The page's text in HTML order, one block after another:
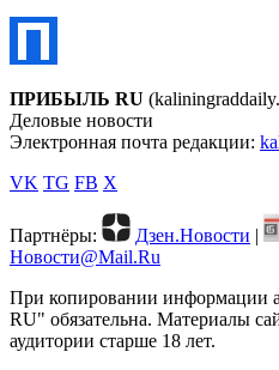
ПРИБЫЛЬ RU
Деловые новости
Электронная почта редакции:
VK TG FB X
Партнёры: Дзен.Новости |
Новости@Mail.Ru
При копировании информации
RU" обязательна. Материалы
аудитории старше 18 лет.